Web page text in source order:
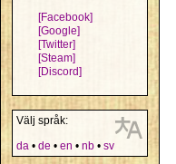
[Facebook]
[Google]
[Twitter]
[Steam]
[Discord]
Välj språk:
da • de • en • nb • sv